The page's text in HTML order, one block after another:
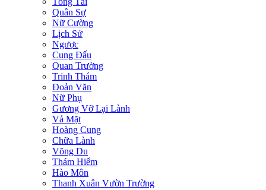
Quân Sự
Nữ Cường
Lịch Sử
Ngược
Cung Đấu
Quan Trường
Trinh Thám
Đoản Văn
Nữ Phụ
Gương Vỡ Lại Lành
Vả Mặt
Hoàng Cung
Chữa Lành
Võng Du
Thám Hiểm
Hào Môn
Thanh Xuân Vườn Trường